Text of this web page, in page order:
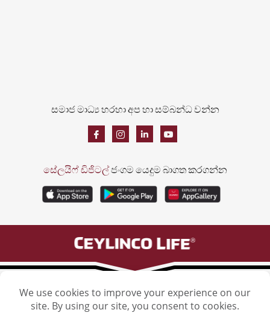
සමාජ මාධ්‍ය හරහා අප හා සම්බන්ධ වන්න
සේලයිෆ් ඩිජිටල්ජංගම යෙදුම බාගත කරගන්න